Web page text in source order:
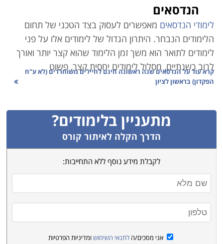
הנדסאים
לימודי הנדסאים מאפשרים לעסוק בצד הטכני של תחום
הלימודים הנבחר. היתרון הגדול של לימודים אלו על פני
לימודים לתואר הוא משך זמן הלימוד שהוא קצר יותר ואורך
לרוב כשנתיים, מסלול לימודים יחסית קצר, פשוט
וממוקד. הנדסאי הוא מקצוען באוריינטציה טכנולוגית
בהתאם להכשרתו, השכלתו וכישוריו.ניתן כך ללמודלימודי
הנדסאי חשמל, לימודיהנדסת תוכנה, לימודי הנדסה
, לימודי הנדסה אזרחית ,הנדסאי אדריכלות ועיצוב
פנים,כמו גם שפע מסלולי השכלה נוספים.
היתרון בלימודי הנדסאים הוא שבמידה וכן ירצו הבוגרים
להמשיך ללימודי תואר ראשון קיימת אפשרות להמשיך
ללימודי השלמה, תוך קבלת פטורים מקורסים בתחומים
רבים, בעיקר בתחומי ההנדסה. למעשה, חיילים משוחררים
רבים בוחרים באפשרות זו מכיוון שמשרד הבטחון מציע
קרא עוד עלהנדסאים שנה ראשונה חינם לחיילים משוחררים (לא ע"ח
הפקדון) בראשון לציון
מתעניין בלימודים?
הדרך הקלה לאיתור קורס
לקבלת מידע נוסף ללא התחייבות:
אני מסכים/ה לתנאי השימוש ומדיניות הפרטיות